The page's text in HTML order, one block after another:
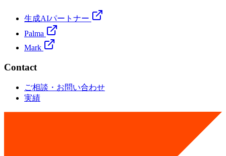
生成AIパートナー
Palma
Mark
Contact
ご相談・お問い合わせ
実績